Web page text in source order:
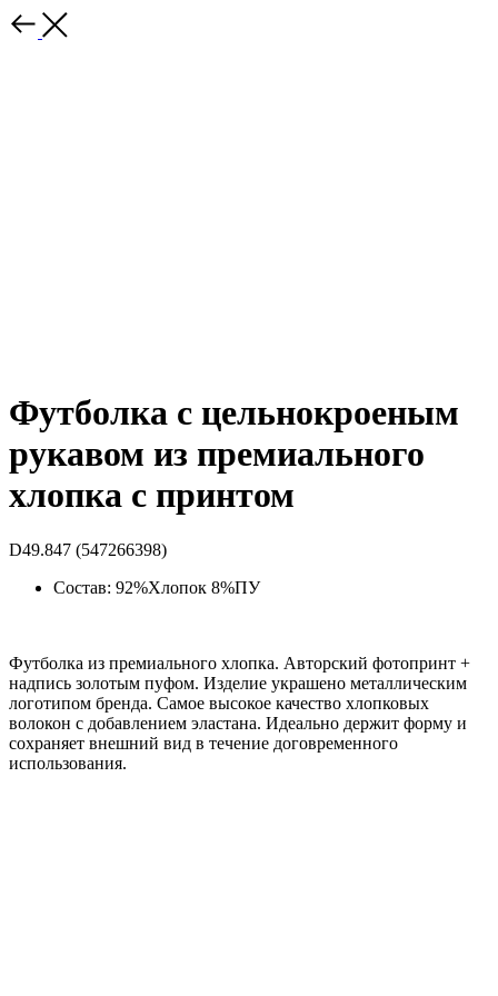
Футболка с цельнокроеным
рукавом из премиального
хлопка с принтом
D49.847 (547266398)
Состав: 92%Хлопок 8%ПУ
Футболка из премиального хлопка. Авторский фотопринт +
надпись золотым пуфом. Изделие украшено металлическим
логотипом бренда. Самое высокое качество хлопковых
волокон с добавлением эластана. Идеально держит форму и
сохраняет внешний вид в течение договременного
использования.